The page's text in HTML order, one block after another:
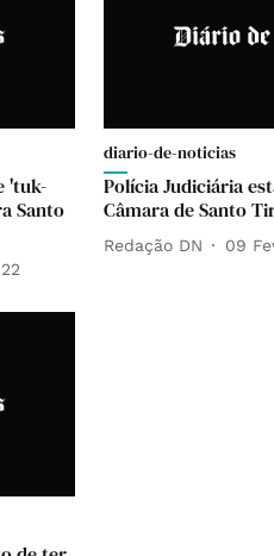
'tuk-
Santo
diario-de-noticias
Polícia Judiciária
Câmara de Santo
Redação DN 09